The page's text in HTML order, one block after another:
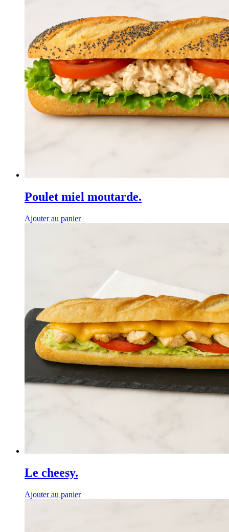
Poulet miel moutarde.
Ajouter au panier
Le cheesy.
Ajouter au panier